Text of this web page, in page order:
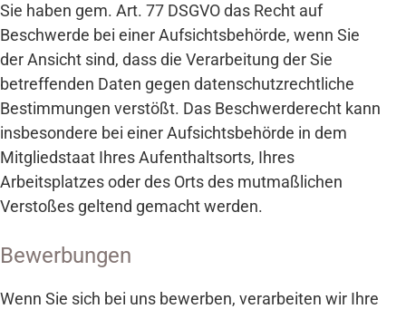
Sie haben gem. Art. 77 DSGVO das Recht auf
Beschwerde bei einer Aufsichtsbehörde, wenn Sie
der Ansicht sind, dass die Verarbeitung der Sie
betreffenden Daten gegen datenschutzrechtliche
Bestimmungen verstößt. Das Beschwerderecht kann
insbesondere bei einer Aufsichtsbehörde in dem
Mitgliedstaat Ihres Aufenthaltsorts, Ihres
Arbeitsplatzes oder des Orts des mutmaßlichen
Verstoßes geltend gemacht werden.
Bewerbungen
Wenn Sie sich bei uns bewerben, verarbeiten wir Ihre